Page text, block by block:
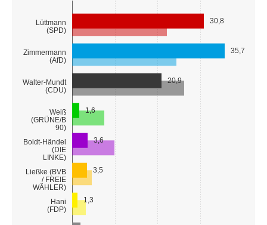
Lüttmann
(SPD)
Zimmermann
(AfD)
Walter-Mundt
(CDU)
Weiß
(GRÜNE/B
90)
Boldt-Händel
(DIE
LINKE)
Ließke (BVB
/ FREIE
WÄHLER)
Hani
(FDP)
30,8
35,7
20,9
1,6
3,6
3,5
1,3